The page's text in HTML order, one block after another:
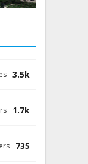
3.5k
1.7k
735